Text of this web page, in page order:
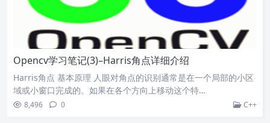
Opencv学习笔记(3)–Harris角点详细介绍
Harris角点 基本原理 人眼对角点的识别通常是在一个局部的小区
域或小窗口完成的。如果在各个方向上移动这个特…
8,496 0 C++